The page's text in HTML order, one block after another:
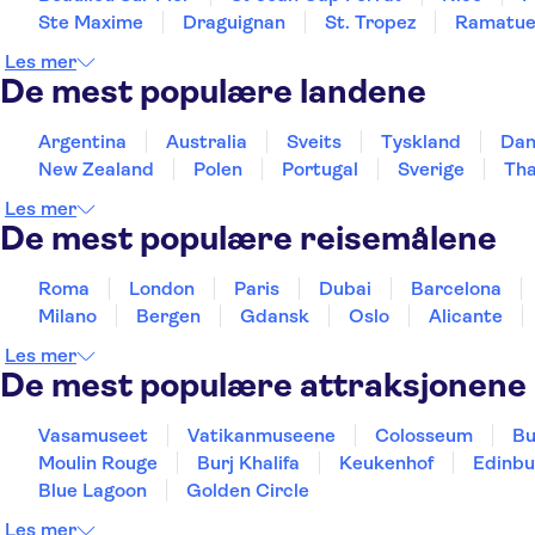
Hotel Little Palace
Hotel West End
Hotel Magnan
Hotel Florence Nice
Hotel Gounod Nice
Premiere Classe Nice - Promenade Des Anglais
Hotel Albert 1er
Ste Maxime
Draguignan St. Tropez
Les mer
De mest populære landene
Argentina Australia Sveits Tyskland
New Zealand
Polen Portugal Sverige
Les mer
De mest populære reisemålene
Roma London Paris Dubai Barcelona
Milano
Bergen Gdansk Oslo Alicante
Les mer
De mest populære attraksjonene
Vasamuseet Vatikanmuseene Colosseum
Moulin Rouge
Burj Khalifa Keukenhof
Blue Lagoon
Golden Circle
Les mer